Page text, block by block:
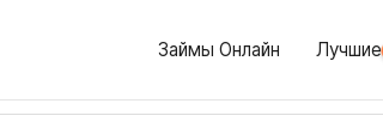
Займы Онлайн Лучшие